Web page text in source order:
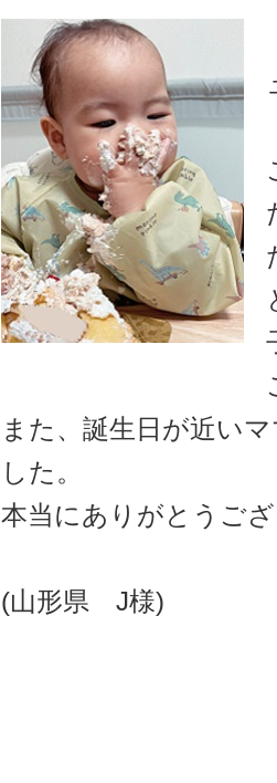
また、誕生日が近い
した。
本当にありがとうご
(山形県 J様)